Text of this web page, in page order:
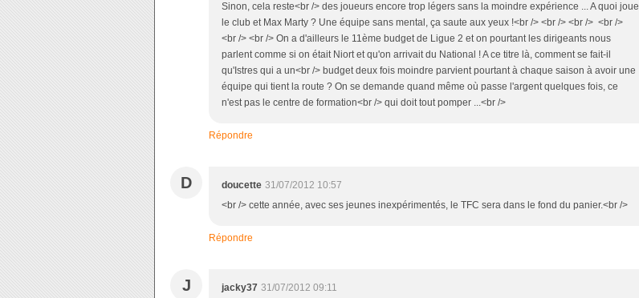
Sinon, cela reste<br /> des joueurs encore trop légers sans la moindre expérience ... A quoi joue
le club et Max Marty ? Une équipe sans mental, ça saute aux yeux !<br /> <br /> <br /> <br />
<br /> <br /> On a d'ailleurs le 11ème budget de Ligue 2 et on pourtant les dirigeants nous
parlent comme si on était Niort et qu'on arrivait du National ! A ce titre là, comment se fait-il
qu'Istres qui a un<br /> budget deux fois moindre parvient pourtant à chaque saison à avoir une
équipe qui tient la route ? On se demande quand même où passe l'argent quelques fois, ce
n'est pas le centre de formation<br /> qui doit tout pomper ...<br />
Répondre
D doucette 31/07/2012 10:57
<br /> cette année, avec ses jeunes inexpérimentés, le TFC sera dans le fond du panier.<br />
Répondre
J jacky37 31/07/2012 09:11